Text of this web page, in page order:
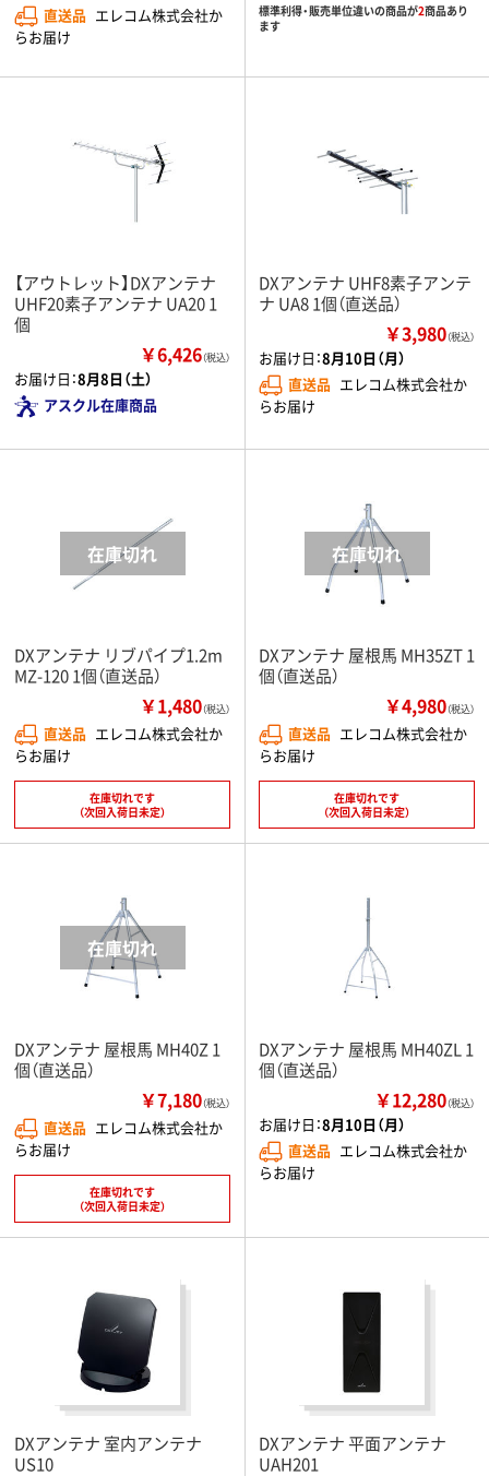
直送品 エレコム株式会社か
らお届け
標準利得・販売単位違いの商品が2商品あり
ます
【アウトレット】DXアンテナ
UHF20素子アンテナ UA20 1
個
￥6,426（税込）
お届け日：8月8日（土）
アスクル在庫商品
DXアンテナ UHF8素子アンテ
ナ UA8 1個（直送品）
￥3,980（税込）
お届け日：8月10日（月）
直送品 エレコム株式会社か
らお届け
DXアンテナ リブパイプ1.2m
MZ-120 1個（直送品）
￥1,480（税込）
直送品 エレコム株式会社か
らお届け
在庫切れです
（次回入荷日未定）
DXアンテナ 屋根馬 MH35ZT 1
個（直送品）
￥4,980（税込）
直送品 エレコム株式会社か
らお届け
在庫切れです
（次回入荷日未定）
DXアンテナ 屋根馬 MH40Z 1
個（直送品）
￥7,180（税込）
直送品 エレコム株式会社か
らお届け
在庫切れです
（次回入荷日未定）
DXアンテナ 屋根馬 MH40ZL 1
個（直送品）
￥12,280（税込）
お届け日：8月10日（月）
直送品 エレコム株式会社か
らお届け
DXアンテナ 室内アンテナ
US10
DXアンテナ 平面アンテナ
UAH201